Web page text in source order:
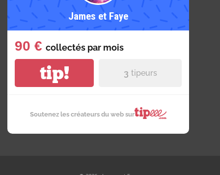
James et Faye
90 € collectés par mois
tip! 3 tipeurs
Soutenez les créateurs du web sur